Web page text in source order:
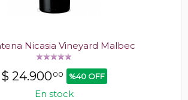
Nicasia Vineyard Malbec
$ 24.90000 %40 OFF
En stock